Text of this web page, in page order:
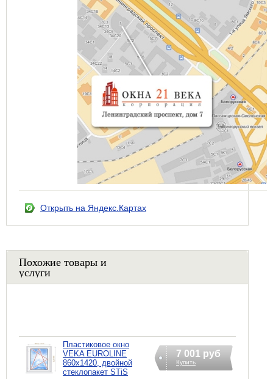
Открыть на Яндекс.Картах
Похожие товары и
услуги
Пластиковое окно
VEKA EUROLINE
860х1420, двойной
стеклопакет STiS
7 001 руб
Купить